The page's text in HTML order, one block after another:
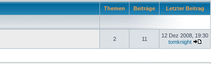
Themen Beiträge Letzter Beitrag
2 11
12 Dez 2008, 19:30
tomknight